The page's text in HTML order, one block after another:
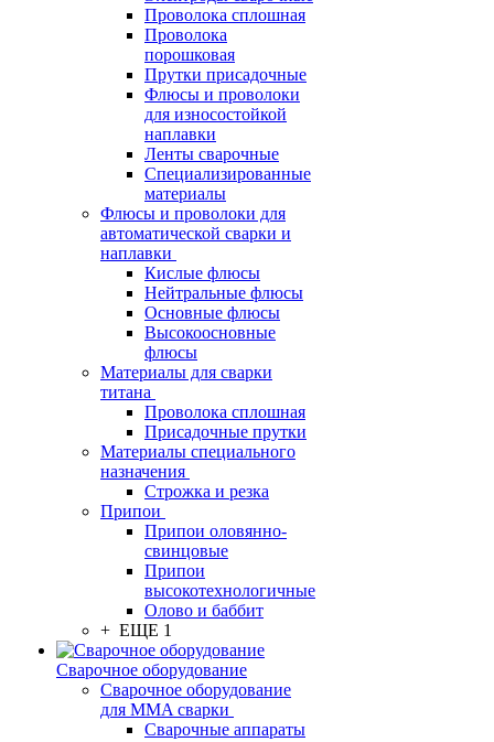
Проволока сплошная
Проволока
порошковая
Прутки присадочные
Флюсы и проволоки
для износостойкой
наплавки
Ленты сварочные
Специализированные
материалы
Флюсы и проволоки для
автоматической сварки и
наплавки
Кислые флюсы
Нейтральные флюсы
Основные флюсы
Высокоосновные
флюсы
Материалы для сварки
титана
Проволока сплошная
Присадочные прутки
Материалы специального
назначения
Строжка и резка
Припои
Припои оловянно-
свинцовые
Припои
высокотехнологичные
Олово и баббит
+ ЕЩЕ 1
Сварочное оборудование
Сварочное оборудование
для MMA сварки
Сварочные аппараты